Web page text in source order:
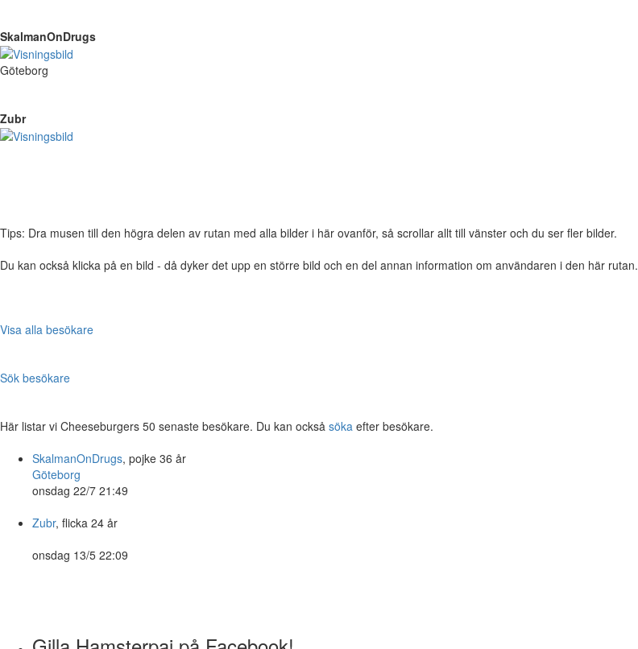
SkalmanOnDrugs
Göteborg
Zubr
Tips: Dra musen till den högra delen av rutan med alla bilder i här ovanför, så scrollar allt till vänster och du ser fler bilder.
Du kan också klicka på en bild - då dyker det upp en större bild och en del annan information om användaren i den här rutan.
Visa alla besökare
Sök besökare
Här listar vi Cheeseburgers 50 senaste besökare. Du kan också söka efter besökare.
SkalmanOnDrugs, pojke 36 år
Göteborg
onsdag 22/7 21:49
Zubr, flicka 24 år
onsdag 13/5 22:09